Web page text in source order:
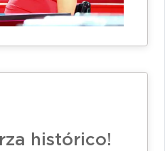
histórico!